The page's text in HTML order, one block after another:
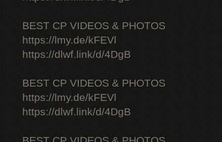
BEST CP VIDEOS & PHOTOS
https://lmy.de/kFEVl
https://dlwf.link/d/4DgB
BEST CP VIDEOS & PHOTOS
https://lmy.de/kFEVl
https://dlwf.link/d/4DgB